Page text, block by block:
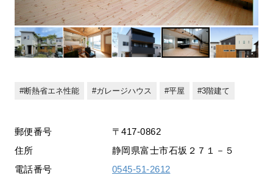
断熱省エネ性能 ガレージハウス 平屋 3階建て
郵便番号
〒417-0862
住所
静岡県富士市石坂２７１－５
電話番号
0545-51-2612